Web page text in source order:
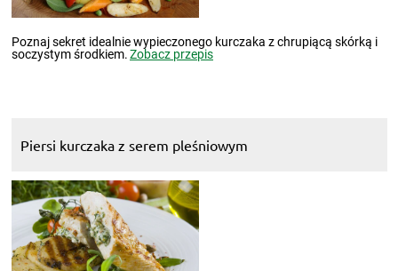
Poznaj sekret idealnie wypieczonego kurczaka z chrupiącą skórką i
soczystym środkiem.Zobacz przepis
Piersi kurczaka z serem pleśniowym